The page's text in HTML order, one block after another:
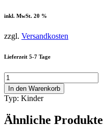
inkl. MwSt. 20 %
zzgl. Versandkosten
Lieferzeit 5-7 Tage
Mexx
-
5237
100
Menge
In den Warenkorb
Typ: Kinder
Ähnliche Produkte